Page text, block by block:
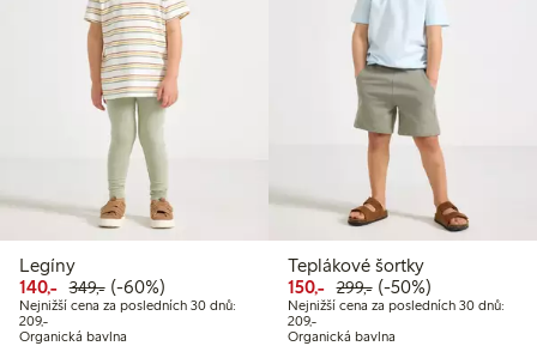
Legíny
140,- Snížená cena: 140,00 Kč
349,-Běžná cena: 349,00 Kč
60% sleva
(-60%)
Nejnižší cena za posledních 30 dnů:
209,-Nejnižší cena za posledních 30 dnů: 209,00 Kč
Organická bavlna
Teplákové šortky
150,- Snížená cena: 150,00 Kč
299,-Běžná cena: 299,00
50% sleva
(-50%)
Nejnižší cena za posledních 30 dnů:
209,-Nejnižší cena za posledních 30 dnů:
Organická bavlna